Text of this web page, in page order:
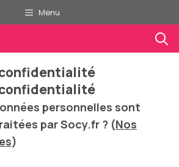
Menu
personnelles sont
par Socy.fr ? (Nos
)